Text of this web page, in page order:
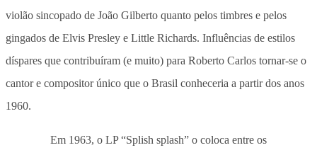
violão sincopado de João Gilberto quanto pelos timbres e pelos
gingados de Elvis Presley e Little Richards. Influências de estilos
díspares que contribuíram (e muito) para Roberto Carlos tornar-se o
cantor e compositor único que o Brasil conheceria a partir dos anos
1960.
Em 1963, o LP “Splish splash” o coloca entre os